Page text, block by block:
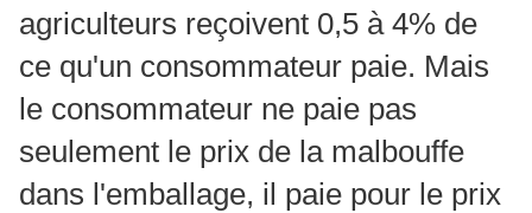
agriculteurs reçoivent 0,5 à 4% de
ce qu'un consommateur paie. Mais
le consommateur ne paie pas
seulement le prix de la malbouffe
dans l'emballage, il paie pour le prix